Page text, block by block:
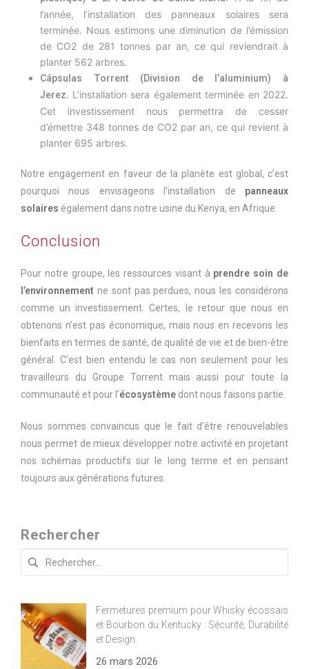
l’année, l’installation des panneaux solaires sera
terminée. Nous estimons une diminution de l’émission
de CO2 de 281 tonnes par an, ce qui reviendrait à
planter 562 arbres.
Cápsulas Torrent (Division de l’aluminium) à
Jerez. L’installation sera également terminée en 2022.
Cet investissement nous permettra de cesser
d’émettre 348 tonnes de CO2 par an, ce qui revient à
planter 695 arbres.
Notre engagement en faveur de la planète est global, c’est
pourquoi nous envisageons l’installation de panneaux
solaires également dans notre usine du Kenya, en Afrique.
Conclusion
Pour notre groupe, les ressources visant à prendre soin de
l’environnement ne sont pas perdues, nous les considérons
comme un investissement. Certes, le retour que nous en
obtenons n’est pas économique, mais nous en recevons les
bienfaits en termes de santé, de qualité de vie et de bien-être
général. C’est bien entendu le cas non seulement pour les
travailleurs du Groupe Torrent mais aussi pour toute la
communauté et pour l’écosystème dont nous faisons partie.
Nous sommes convaincus que le fait d’être renouvelables
nous permet de mieux développer notre activité en projetant
nos schémas productifs sur le long terme et en pensant
toujours aux générations futures.
Rechercher
Rechercher :
Fermetures premium pour Whisky écossais
et Bourbon du Kentucky : Sécurité, Durabilité
et Design
26 mars 2026